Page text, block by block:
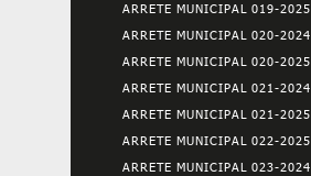
ARRETE MUNICIPAL 019-2025
ARRETE MUNICIPAL 020-2024
ARRETE MUNICIPAL 020-2025
ARRETE MUNICIPAL 021-2024
ARRETE MUNICIPAL 021-2025
ARRETE MUNICIPAL 022-2025
ARRETE MUNICIPAL 023-2024